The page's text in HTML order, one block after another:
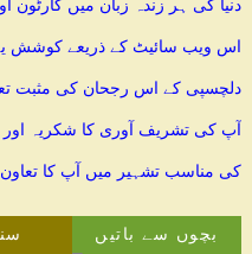
دنیا کی ہر زندہ زبان میں کارٹون
اس ویب سائیٹ کے ذریعے کوشش
دلچسپی کے اس رجحان کی مثبت
آپ کی تشریف آوری کا شکریہ اور
کی مناسب تشہیر میں آپ کا
بچوں سے باتیں